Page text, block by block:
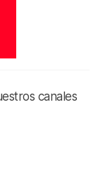
canales